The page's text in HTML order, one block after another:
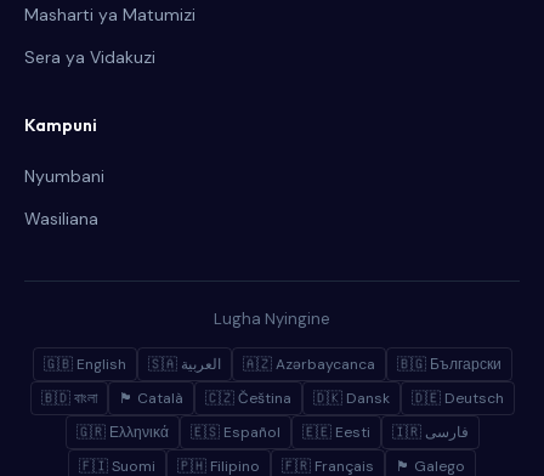
Masharti ya Matumizi
Sera ya Vidakuzi
Kampuni
Nyumbani
Wasiliana
Lugha Nyingine
🇬🇧 English 🇸🇦 العربية 🇦🇿 Azərbaycanca
🇧🇬 Български
🇧🇩 বাংলা
🏴 Català 🇨🇿 Čeština 🇩🇰 Dansk
🇩🇪 Deutsch
🇬🇷 Ελληνικά
🇪🇸 Español 🇪🇪 Eesti
🇮🇷 فارسی
🇫🇮 Suomi
🇵🇭 Filipino 🇫🇷 Français 🏴 Galego